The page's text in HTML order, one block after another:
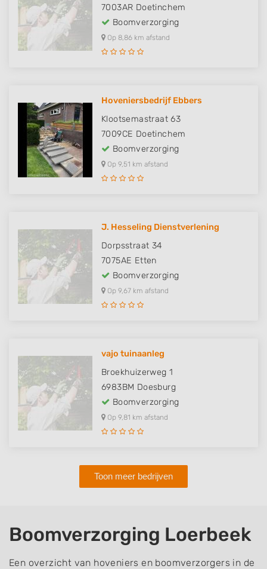
7003AR Doetinchem
Boomverzorging
Op 8,86 km afstand
Hoveniersbedrijf Ebbers
Klootsemastraat 63
7009CE Doetinchem
Boomverzorging
Op 9,51 km afstand
J. Hesseling Dienstverlening
Dorpsstraat 34
7075AE Etten
Boomverzorging
Op 9,67 km afstand
vajo tuinaanleg
Broekhuizerweg 1
6983BM Doesburg
Boomverzorging
Op 9,81 km afstand
Toon meer bedrijven
Boomverzorging Loerbeek
Een overzicht van hoveniers en boomverzorgers in de